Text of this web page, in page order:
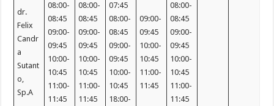
dr.
Felix
Candr
a
Sutant
o,
Sp.A
08:00-
08:45
09:00-
09:45
10:00-
10:45
11:00-
11:45
08:00-
08:45
09:00-
09:45
10:00-
10:45
11:00-
11:45
07:45
08:00-
08:45
09:00-
09:45
10:00-
10:45
18:00-
09:00-
09:45
10:00-
10:45
11:00-
11:45
08:00-
08:45
09:00-
09:45
10:00-
10:45
11:00-
11:45